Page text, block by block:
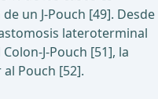
un J-Pouch [49]. Desde
lateroterminal
J-Pouch [51], la
Pouch [52].